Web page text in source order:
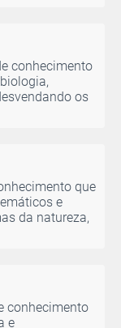
conhecimento
os
que
e
da natureza,
conhecimento
e